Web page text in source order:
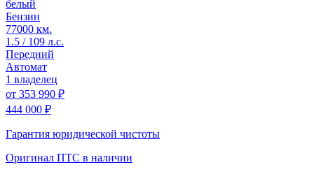
белый
Бензин
77000 км.
1.5 / 109 л.с.
Передний
Автомат
1 владелец
от 353 990 ₽
444 000 ₽
Гарантия юридической чистоты
Оригинал ПТС в наличии